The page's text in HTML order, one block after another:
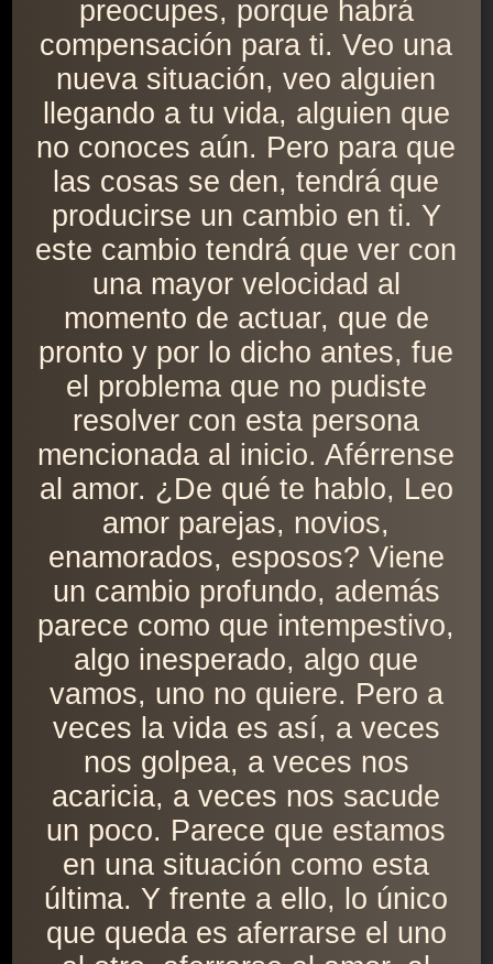
preocupes, porque habrá
compensación para ti. Veo una
nueva situación, veo alguien
llegando a tu vida, alguien que
no conoces aún. Pero para que
las cosas se den, tendrá que
producirse un cambio en ti. Y
este cambio tendrá que ver con
una mayor velocidad al
momento de actuar, que de
pronto y por lo dicho antes, fue
el problema que no pudiste
resolver con esta persona
mencionada al inicio. Aférrense
al amor. ¿De qué te hablo, Leo
amor parejas, novios,
enamorados, esposos? Viene
un cambio profundo, además
parece como que intempestivo,
algo inesperado, algo que
vamos, uno no quiere. Pero a
veces la vida es así, a veces
nos golpea, a veces nos
acaricia, a veces nos sacude
un poco. Parece que estamos
en una situación como esta
última. Y frente a ello, lo único
que queda es aferrarse el uno